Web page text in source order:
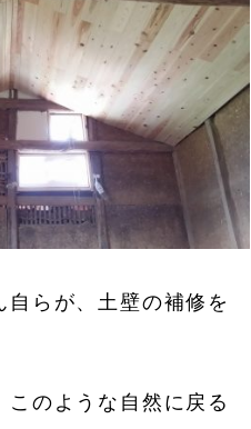
自らが、土壁の補修を
のような自然に戻る